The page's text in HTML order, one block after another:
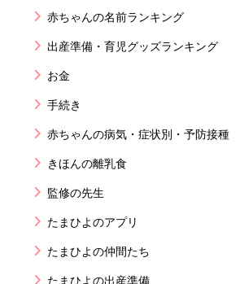
赤ちゃんの名前ランキング
出産準備・育児グッズランキング
お金
手続き
赤ちゃんの病気・症状別・予防接種
きほんの離乳食
監修の先生
たまひよのアプリ
たまひよの仲間たち
たまひよの出産準備